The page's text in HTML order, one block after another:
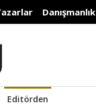
Danışmanlık
Editörden